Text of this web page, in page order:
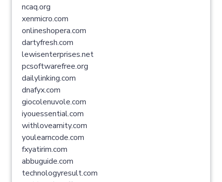
ncaq.org
xenmicro.com
onlineshopera.com
dartyfresh.com
lewisenterprises.net
pcsoftwarefree.org
dailylinking.com
dnafyx.com
giocolenuvole.com
iyouessential.com
withloveamity.com
youlearncode.com
fxyatirim.com
abbuguide.com
technologyresult.com